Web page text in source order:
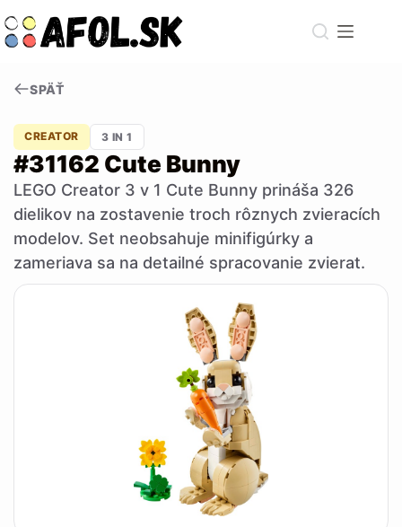
to
content
SPÄŤ
CREATOR 3 IN 1
#31162 Cute Bunny
LEGO Creator 3 v 1 Cute Bunny prináša 326
dielikov na zostavenie troch rôznych zvieracích
modelov. Set neobsahuje minifigúrky a
zameriava sa na detailné spracovanie zvierat.